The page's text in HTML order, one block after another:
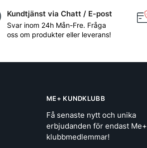
Kundtjänst via Chatt / E-post
Svar inom 24h Mån-Fre. Fråga
oss om produkter eller leverans!
ME+ KUNDKLUBB
Få senaste nytt och unika
erbjudanden för endast Me+
klubbmedlemmar!